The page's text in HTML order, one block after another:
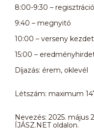
8:00-9:30 –
9:40 – megnyitó
10:00 – verseny
15:00 –
Díjazás: érem, oklevél
Létszám: maximum
Nevezés: 2025. május
ÍJÁSZ.NET oldalon.